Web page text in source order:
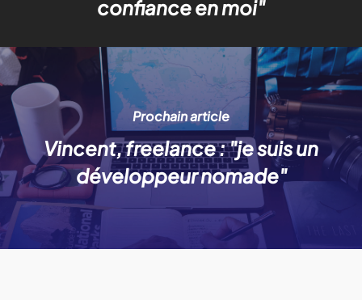
confiance en moi"
Prochain article
Vincent, freelance : "je suis un
développeur nomade"